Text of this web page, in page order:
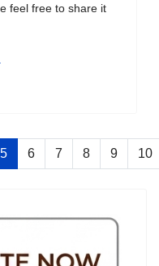
feel free to share it
5 6 7 8 9 10